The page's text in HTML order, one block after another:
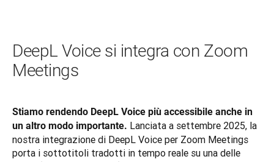
DeepL Voice si integra con Zoom
Meetings
Stiamo rendendo DeepL Voice più accessibile anche in
un altro modo importante. Lanciata a settembre 2025, la
nostra integrazione di DeepL Voice per Zoom Meetings
porta i sottotitoli tradotti in tempo reale su una delle